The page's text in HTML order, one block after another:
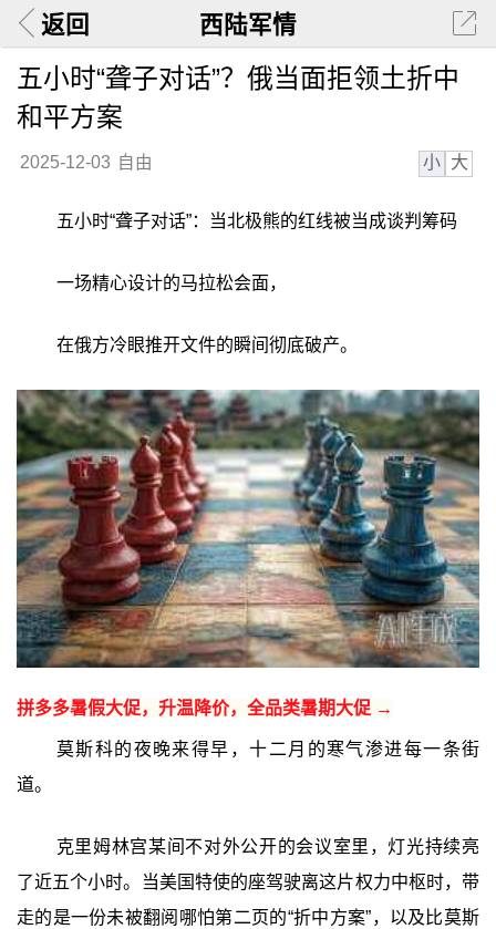
返回 西陆军情
五小时“聋子对话”？俄当面拒领土折中
和平方案
2025-12-03 自由 小 大
五小时“聋子对话”：当北极熊的红线被当成谈判筹码
一场精心设计的马拉松会面，
在俄方冷眼推开文件的瞬间彻底破产。
拼多多暑假大促，升温降价，全品类暑期大促 →
莫斯科的夜晚来得早，十二月的寒气渗进每一条街
道。
克里姆林宫某间不对外公开的会议室里，灯光持续亮
了近五个小时。当美国特使的座驾驶离这片权力中枢时，带
走的是一份未被翻阅哪怕第二页的“折中方案”，以及比莫斯